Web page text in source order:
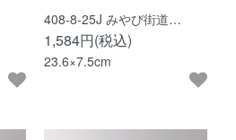
408-8-25J みやび街道…
1,584円(税込)
23.6×7.5cm